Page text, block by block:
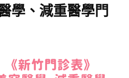
學、減重醫學門